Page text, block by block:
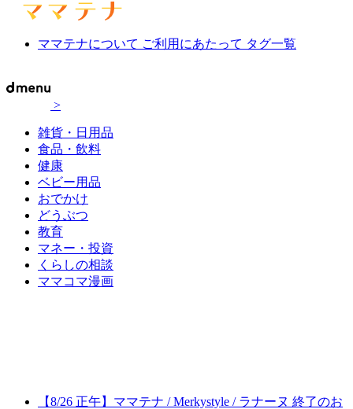
ママテナについて ご利用にあたって タグ一覧
>
雑貨・日用品
食品・飲料
健康
ベビー用品
おでかけ
どうぶつ
教育
マネー・投資
くらしの相談
ママコマ漫画
【8/26 正午】ママテナ / Merkystyle / ラナーヌ 終了のお